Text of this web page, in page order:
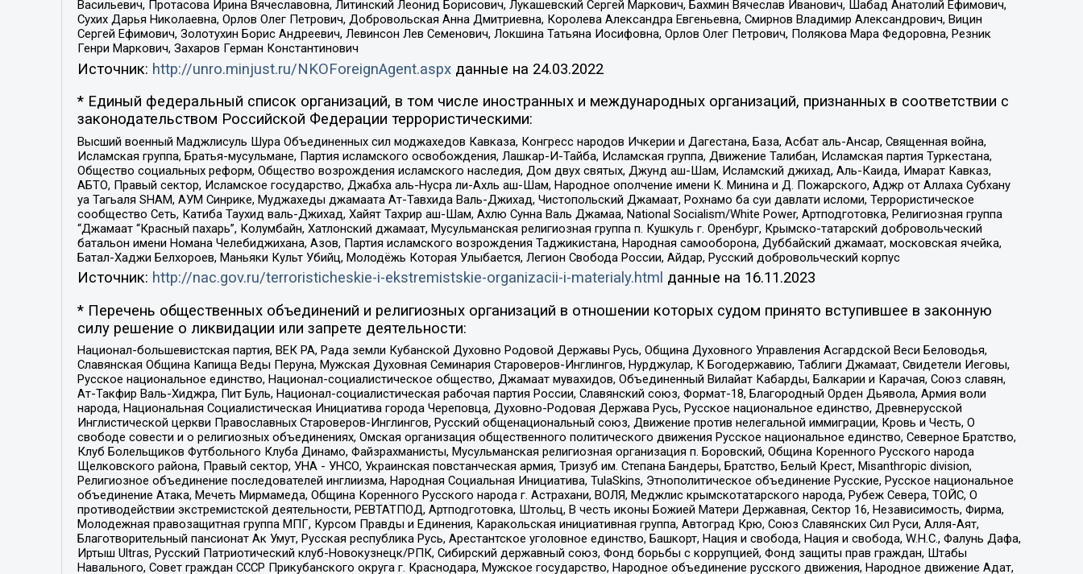
Васильевич, Протасова Ирина Вячеславовна, Литинский Леонид Борисович, Лукашевский Сергей Маркович, Бахмин Вячеслав Иванович, Шабад Анатолий Ефимович,
Сухих Дарья Николаевна, Орлов Олег Петрович, Добровольская Анна Дмитриевна, Королева Александра Евгеньевна, Смирнов Владимир Александрович, Вицин
Сергей Ефимович, Золотухин Борис Андреевич, Левинсон Лев Семенович, Локшина Татьяна Иосифовна, Орлов Олег Петрович, Полякова Мара Федоровна, Резник
Генри Маркович, Захаров Герман Константинович
Источник: http://unro.minjust.ru/NKOForeignAgent.aspxданные на 24.03.2022
* Единый федеральный список организаций, в том числе иностранных и международных организаций, признанных в соответствии с
законодательством Российской Федерации террористическими:
Высший военный Маджлисуль Шура Объединенных сил моджахедов Кавказа, Конгресс народов Ичкерии и Дагестана, База, Асбат аль-Ансар, Священная война,
Исламская группа, Братья-мусульмане, Партия исламского освобождения, Лашкар-И-Тайба, Исламская группа, Движение Талибан, Исламская партия Туркестана,
Общество социальных реформ, Общество возрождения исламского наследия, Дом двух святых, Джунд аш-Шам, Исламский джихад, Аль-Каида, Имарат Кавказ,
АБТО, Правый сектор, Исламское государство, Джабха аль-Нусра ли-Ахль аш-Шам, Народное ополчение имени К. Минина и Д. Пожарского, Аджр от Аллаха Субхану
уа Тагьаля SHAM, АУМ Синрике, Муджахеды джамаата Ат-Тавхида Валь-Джихад, Чистопольский Джамаат, Рохнамо ба суи давлати исломи, Террористическое
сообщество Сеть, Катиба Таухид валь-Джихад, Хайят Тахрир аш-Шам, Ахлю Сунна Валь Джамаа, National Socialism/White Power, Артподготовка, Религиозная группа
“Джамаат “Красный пахарь”, Колумбайн, Хатлонский джамаат, Мусульманская религиозная группа п. Кушкуль г. Оренбург, Крымско-татарский добровольческий
батальон имени Номана Челебиджихана, Азов, Партия исламского возрождения Таджикистана, Народная самооборона, Дуббайский джамаат, московская ячейка,
Батал-Хаджи Белхороев, Маньяки Культ Убийц, Молодёжь Которая Улыбается, Легион Свобода России, Айдар, Русский добровольческий корпус
Источник: http://nac.gov.ru/terroristicheskie-i-ekstremistskie-organizacii-i-materialy.html данные на 16.11.2023
* Перечень общественных объединений и религиозных организаций в отношении которых судом принято вступившее в законную
силу решение о ликвидации или запрете деятельности:
Национал-большевистская партия, ВЕК РА, Рада земли Кубанской Духовно Родовой Державы Русь, Община Духовного Управления Асгардской Веси Беловодья,
Славянская Община Капища Веды Перуна, Мужская Духовная Семинария Староверов-Инглингов, Нурджулар, К Богодержавию, Таблиги Джамаат, Свидетели Иеговы,
Русское национальное единство, Национал-социалистическое общество, Джамаат мувахидов, Объединенный Вилайат Кабарды, Балкарии и Карачая, Союз славян,
Ат-Такфир Валь-Хиджра, Пит Буль, Национал-социалистическая рабочая партия России, Славянский союз, Формат-18, Благородный Орден Дьявола, Армия воли
народа, Национальная Социалистическая Инициатива города Череповца, Духовно-Родовая Держава Русь, Русское национальное единство, Древнерусской
Инглистической церкви Православных Староверов-Инглингов, Русский общенациональный союз, Движение против нелегальной иммиграции, Кровь и Честь, О
свободе совести и о религиозных объединениях, Омская организация общественного политического движения Русское национальное единство, Северное Братство,
Клуб Болельщиков Футбольного Клуба Динамо, Файзрахманисты, Мусульманская религиозная организация п. Боровский, Община Коренного Русского народа
Щелковского района, Правый сектор, УНА - УНСО, Украинская повстанческая армия, Тризуб им. Степана Бандеры, Братство, Белый Крест, Misanthropic division,
Религиозное объединение последователей инглиизма, Народная Социальная Инициатива, TulaSkins, Этнополитическое объединение Русские, Русское национальное
объединение Атака, Мечеть Мирмамеда, Община Коренного Русского народа г. Астрахани, ВОЛЯ, Меджлис крымскотатарского народа, Рубеж Севера, ТОЙС, О
противодействии экстремистской деятельности, РЕВТАТПОД, Артподготовка, Штольц, В честь иконы Божией Матери Державная, Сектор 16, Независимость, Фирма,
Молодежная правозащитная группа МПГ, Курсом Правды и Единения, Каракольская инициативная группа, Автоград Крю, Союз Славянских Сил Руси, Алля-Аят,
Благотворительный пансионат Ак Умут, Русская республика Русь, Арестантское уголовное единство, Башкорт, Нация и свобода, Нация и свобода, W.H.С., Фалунь Дафа,
Иртыш Ultras, Русский Патриотический клуб-Новокузнецк/РПК, Сибирский державный союз, Фонд борьбы с коррупцией, Фонд защиты прав граждан, Штабы
Навального, Совет граждан СССР Прикубанского округа г. Краснодара, Мужское государство, Народное объединение русского движения, Народное движение Адат,